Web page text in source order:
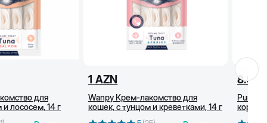
для
лососем, 14 г
1 AZN
Wanpy Крем-лакомство для
кошек, с тунцом и креветками, 14 г
8.95
Purina
корм